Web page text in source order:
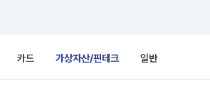
카드 가상자산/핀테크 일반